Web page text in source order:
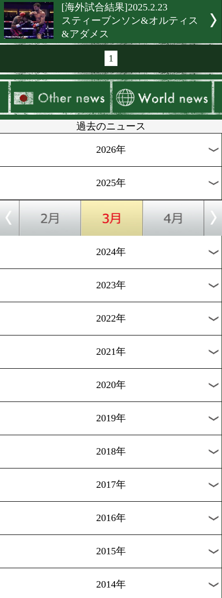
[前日計量]2025.2.28
メキシコの陣! ぬきてるみ(
と関根駿(秩父)計量クリア!
[試合速報]2025.2.23
ネリと亀田京之介が対決!
[海外試合結果]2025.2.23
戦ベテルビエフvsビボル2
[海外試合結果]2025.2.23
ヘビー級暫定戦&挑戦者決
in リヤド
[海外試合結果]2025.2.23
スティーブンソン&オルテ
&アダメス
1
過去のニュース
2025年
2024年
2023年